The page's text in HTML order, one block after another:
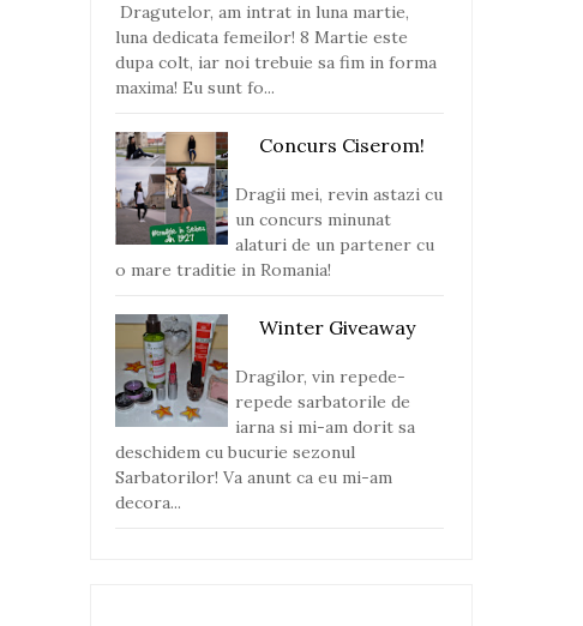
Dragutelor, am intrat in luna martie,
luna dedicata femeilor! 8 Martie este
dupa colt, iar noi trebuie sa fim in forma
maxima! Eu sunt fo...
Concurs Ciserom!
Dragii mei, revin astazi cu
un concurs minunat
alaturi de un partener cu
o mare traditie in Romania!
Winter Giveaway
Dragilor, vin repede-
repede sarbatorile de
iarna si mi-am dorit sa
deschidem cu bucurie sezonul
Sarbatorilor! Va anunt ca eu mi-am
decora...